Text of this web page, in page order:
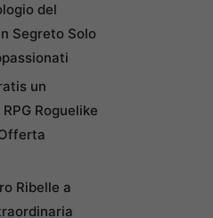
del
Segreto Solo
un
Roguelike
Ribelle a